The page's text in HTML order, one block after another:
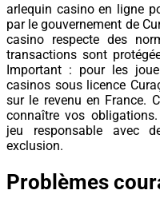
arlequin casino en ligne
par le gouvernement de
casino respecte des
transactions sont
Important : pour les
casinos sous licence
sur le revenu en France.
connaître vos
jeu responsable avec
exclusion.
Problèmes